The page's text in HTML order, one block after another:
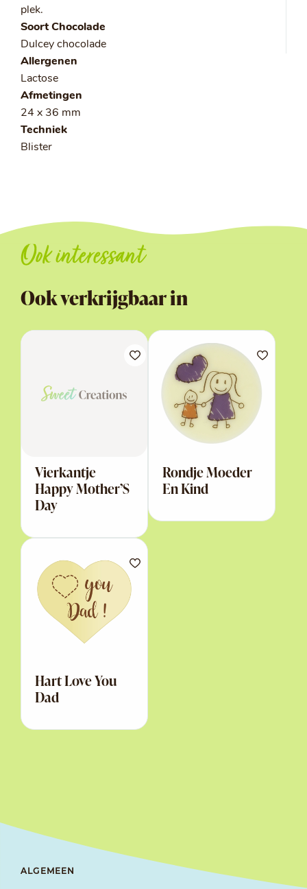
plek.
Soort Chocolade
Dulcey chocolade
Allergenen
Lactose
Afmetingen
24 x 36 mm
Techniek
Blister
Ook interessant
Ook verkrijgbaar in
Vierkantje
Happy Mother’S
Day
Rondje Moeder
En Kind
Hart Love You
Dad
ALGEMEEN